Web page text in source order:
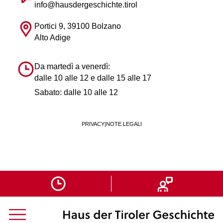
info@hausdergeschichte.tirol
Portici 9, 39100 Bolzano
Alto Adige
Da martedì a venerdì:
dalle 10 alle 12 e dalle 15 alle 17
Sabato: dalle 10 alle 12
PRIVACY| NOTE LEGALI